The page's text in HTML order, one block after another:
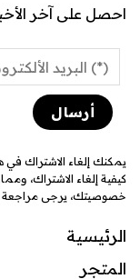
احصل على آخر
يمكنك إلغاء الاشتراك
كيفية إلغاء الاشتراك،
خصوصيتك، يرجى مراجعة
الرئيسية
المتجر